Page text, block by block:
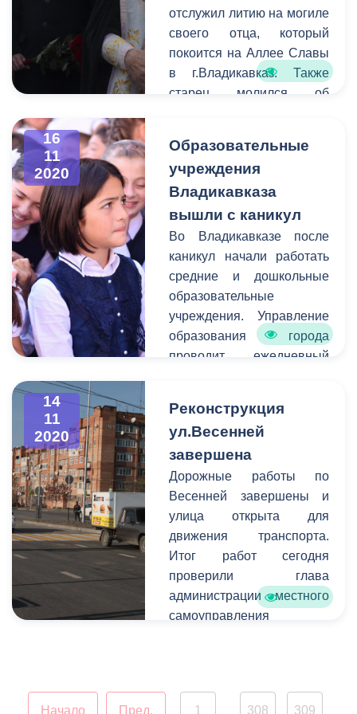
конкурса является
улучшение
художественно-
эстетического вида города
атмосферы в преддверии
рождественских
праздников.
отслужил литию на могиле
своего отца, который
покоится на Аллее Славы
в г.Владикавказ. Также
старец молился об
столицы Осетии в годы
Великой Отечественной
войны.
16
11
2020
Образовательные
учреждения
Владикавказа
вышли с каникул
Во Владикавказе после
каникул начали работать
средние и дошкольные
образовательные
учреждения. Управление
образования города
проводит ежедневный
заведений, по итогам
которого вносятся
корректировки или
изменения в график
работы образовательного
учреждения.
14
11
2020
Реконструкция
ул.Весенней
завершена
Дорожные работы по
Весенней завершены и
улица открыта для
движения транспорта.
Итог работ сегодня
проверили глава
администрации местного
самоуправления
дорожного строительства
Начало Пред.
1
308 309